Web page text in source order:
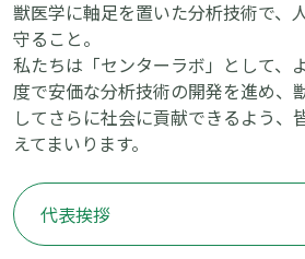
獣医学に軸足を置いた分析技術で、
守ること。
私たちは「センターラボ」として、
度で安価な分析技術の開発を進め、
してさらに社会に貢献できるよう、
えてまいります。
代表挨拶